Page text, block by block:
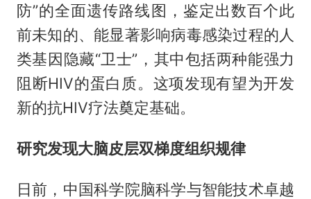
防”的全面遗传路线图，鉴定出数百个此
前未知的、能显著影响病毒感染过程的人
类基因隐藏“卫士”，其中包括两种能强力
阻断HIV的蛋白质。这项发现有望为开发
新的抗HIV疗法奠定基础。
研究发现大脑皮层双梯度组织规律
日前，中国科学院脑科学与智能技术卓越